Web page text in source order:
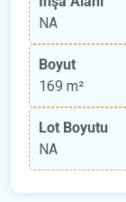
NA
Boyut
169 m²
Lot Boyutu
NA